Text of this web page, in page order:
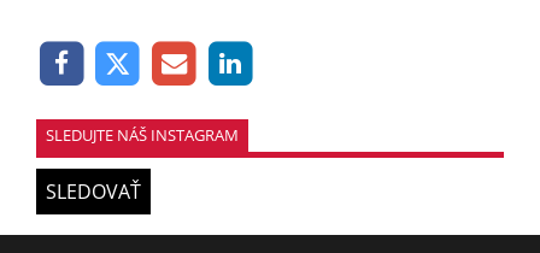
SLEDUJTE NÁŠ INSTAGRAM
SLEDOVAŤ